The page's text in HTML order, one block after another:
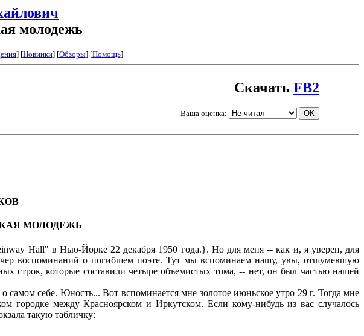
молодежь
] [Новинки] [Обзоры] [Помощь]
Скачать FB2
Ваша оценка:
МОЛОДЕЖЬ
Hall" в Нью-Йорке 22 декабря 1950 года.}. Но для меня -- как и, я уверен, для
воспоминаний о погибшем поэте. Тут мы вспоминаем нашу, увы, отшумевшую
строк, которые составили четыре объемистых тома, -- нет, он был частью нашей
себе. Юность... Вот вспоминается мне золотое июньское утро 29 г. Тогда мне
городке между Красноярском и Иркутском. Если кому-нибудь из вас случалось
такую табличку: